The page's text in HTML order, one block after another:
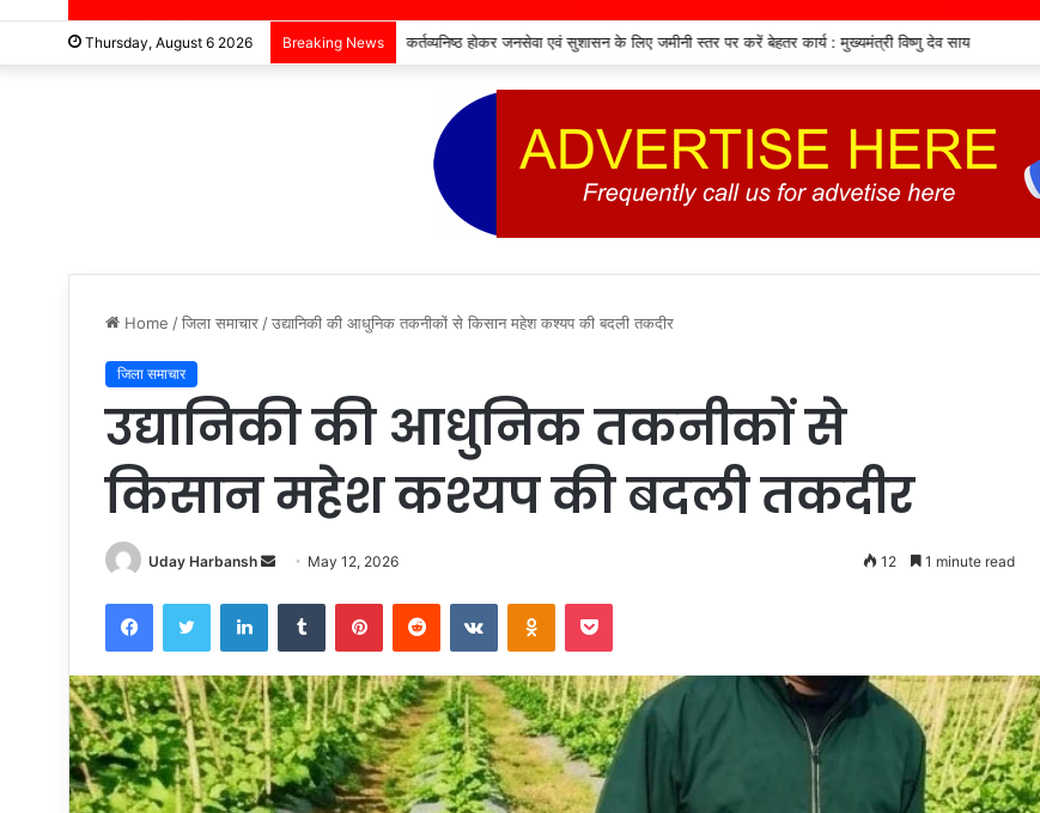
Thursday, August 6 2026 Breaking News कर्तव्यनिष्ठ होकर जनसेवा एवं सुशासन के लिए जमीनी स्तर पर करें बेहतर कार्य : मुख्यमंत्री विष्णु देव साय
Home /जिला समाचार /उद्यानिकी की आधुनिक तकनीकों से किसान महेश कश्यप की बदली तकदीर
जिला समाचार
उद्यानिकी की आधुनिक तकनीकों से
किसान महेश कश्यप की बदली तकदीर
Uday Harbansh
Send
email
May 12, 2026 12 1 minute read
FacebookTwitter LinkedInTumblr PinterestReddit VKontakteOdnoklassniki
Pocket